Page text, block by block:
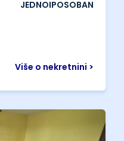
JEDNOIPOSOBAN
Više o nekretnini >